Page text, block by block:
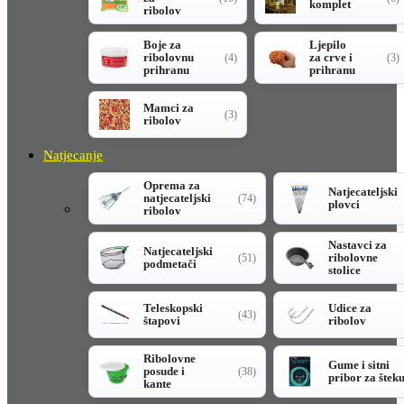
ribolov
komplet
Boje za
ribolovnu
prihranu
(4)
Ljepilo
za crve i
prihranu
(3)
Mamci za
ribolov
(3)
Natjecanje
Oprema za
natjecateljski
ribolov
(74)
Natjecateljski
plovci
Natjecateljski
podmetači
(51)
Nastavci za
ribolovne
stolice
Teleskopski
štapovi
(43)
Udice za
ribolov
Ribolovne
posude i
kante
(38)
Gume i sitni
pribor za šteku